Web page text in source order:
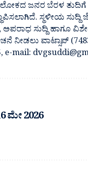
ಲೋಕದ ಜನರ ಬೆರಳ
ಸ್ಥಳೀಯ
ಸುದ್ದಿ ಹಾಗೂ
ನೀಡಲು ವಾಟ್ಸಾಪ್
e-mail:
ಮೇ 2026